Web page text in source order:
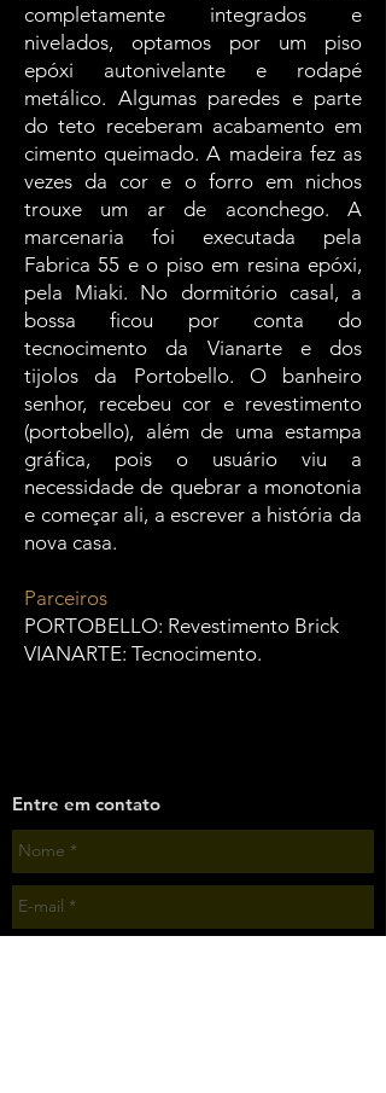
completamente integrados e
nivelados, optamos por um piso
epóxi autonivelante e rodapé
metálico. Algumas paredes e parte
do teto receberam acabamento em
cimento queimado. A madeira fez as
vezes da cor e o forro em nichos
trouxe um ar de aconchego. A
marcenaria foi executada pela
Fabrica 55 e o piso em resina epóxi,
pela Miaki. No dormitório casal, a
bossa ficou por conta do
tecnocimento da Vianarte e dos
tijolos da Portobello. O banheiro
senhor, recebeu cor e revestimento
(portobello), além de uma estampa
gráfica, pois o usuário viu a
necessidade de quebrar a monotonia
e começar ali, a escrever a história da
nova casa.
Parceiros
PORTOBELLO: Revestimento Brick
VIANARTE: Tecnocimento.
Entre em contato